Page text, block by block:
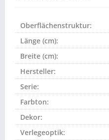
Oberflächenstruktur:
Länge (cm):
Breite (cm):
Hersteller:
Serie:
Farbton:
Dekor:
Verlegeoptik: